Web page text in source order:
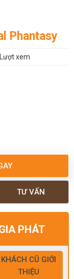
Phantasy
Lượt xem
TƯ VẤN
PHÁT
KHÁCH CŨ GIỚI
THIỆU